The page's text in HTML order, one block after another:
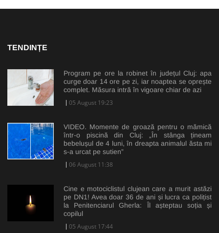
TENDINȚE
Program pe ore la robinet în județul Cluj: apa
curge doar 14 ore pe zi, iar noaptea se oprește
complet. Măsura intră în vigoare chiar de azi
05 August 19:23
VIDEO. Momente de groază pentru o mămică
într-o piscină din Cluj: „În stânga țineam
bebelușul de 4 luni, în dreapta animalul ăsta mi
s-a urcat pe sutien”
06 August 11:38
Cine e motociclistul clujean care a murit astăzi
pe DN1! Avea doar 36 de ani și lucra ca polițist
la Penitenciarul Gherla: Îl așteptau soția și
copilul
05 August 17:44